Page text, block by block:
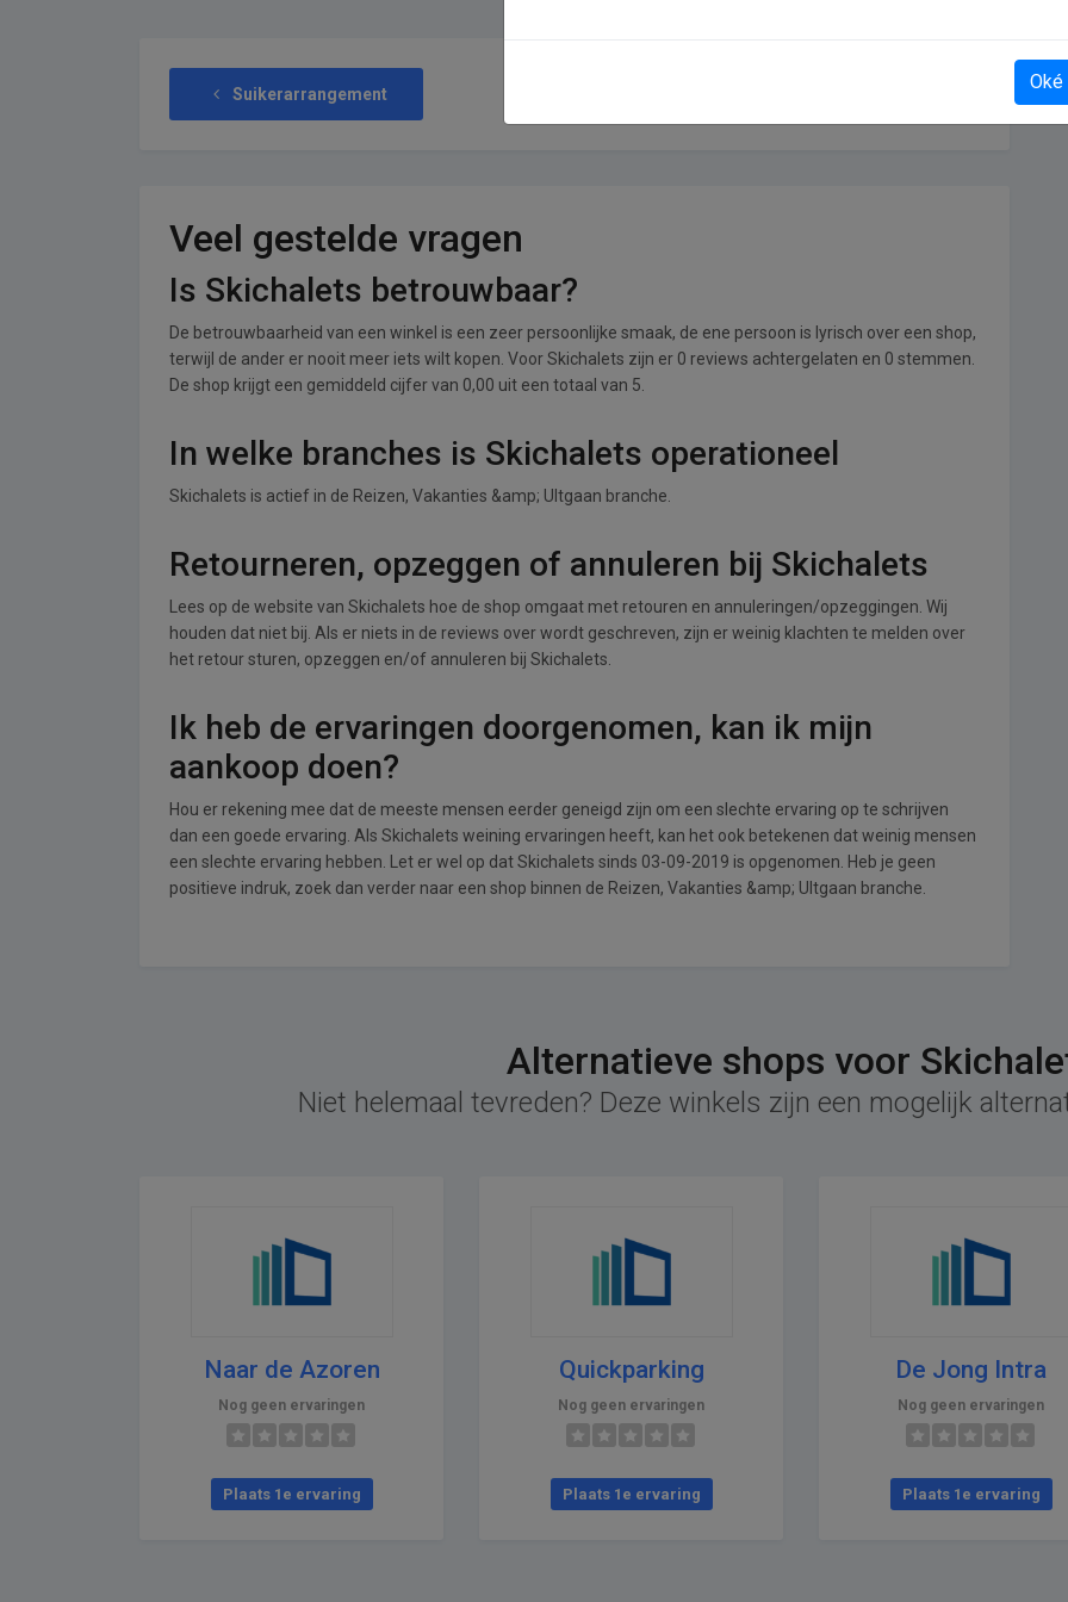
Suikerarrangement
Veel gestelde vragen
Is Skichalets betrouwbaar?
De betrouwbaarheid van een winkel is een zeer persoonlijke smaak, de ene persoon is lyrisch over een shop,
terwijl de ander er nooit meer iets wilt kopen. Voor Skichalets zijn er 0 reviews achtergelaten en 0 stemmen.
De shop krijgt een gemiddeld cijfer van 0,00 uit een totaal van 5.
In welke branches is Skichalets operationeel
Skichalets is actief in de Reizen, Vakanties &amp; UItgaan branche.
Retourneren, opzeggen of annuleren bij Skichalets
Lees op de website van Skichalets hoe de shop omgaat met retouren en annuleringen/opzeggingen. Wij
houden dat niet bij. Als er niets in de reviews over wordt geschreven, zijn er weinig klachten te melden over
het retour sturen, opzeggen en/of annuleren bij Skichalets.
Ik heb de ervaringen doorgenomen, kan ik mijn
aankoop doen?
Hou er rekening mee dat de meeste mensen eerder geneigd zijn om een slechte ervaring op te schrijven
dan een goede ervaring. Als Skichalets weining ervaringen heeft, kan het ook betekenen dat weinig mensen
een slechte ervaring hebben. Let er wel op dat Skichalets sinds 03-09-2019 is opgenomen. Heb je geen
positieve indruk, zoek dan verder naar een shop binnen de Reizen, Vakanties &amp; UItgaan branche.
Alternatieve shops voor
Niet helemaal tevreden? Deze winkels zijn een mogelijk
Naar de Azoren
Nog geen ervaringen
Plaats 1e ervaring
Quickparking
Nog geen ervaringen
Plaats 1e ervaring
De Jong Intra
Nog geen ervaringen
Plaats 1e ervaring
Oké